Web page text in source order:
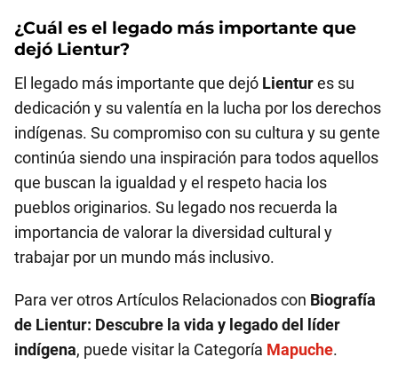
¿Cuál es el legado más importante que
dejó Lientur?
El legado más importante que dejó Lientures su
dedicación y su valentía en la lucha por los derechos
indígenas. Su compromiso con su cultura y su gente
continúa siendo una inspiración para todos aquellos
que buscan la igualdad y el respeto hacia los
pueblos originarios. Su legado nos recuerda la
importancia de valorar la diversidad cultural y
trabajar por un mundo más inclusivo.
Para ver otros Artículos Relacionados con Biografía
de Lientur: Descubre la vida y legado del líder
indígena, puede visitar la Categoría Mapuche.